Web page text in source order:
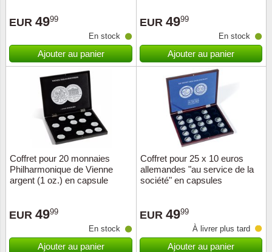
EUR 4999
En stock
Ajouter au panier
EUR 4999
En stock
Ajouter au panier
Coffret pour 20 monnaies
Philharmonique de Vienne
argent (1 oz.) en capsule
EUR 4999
En stock
Ajouter au panier
Coffret pour 25 x 10 euros
allemandes "au service de la
société" en capsules
EUR 4999
À livrer plus tard
Ajouter au panier
Lots de timbres
Années
Présentation souvenir
Collections annuelles / livres
Vignettes de Noël et feuilles
Matériel numismatique
Pour le nouveau collectionneur
Fournitures de bureau
Jeux de cartes à collectionner
Europa
Films
Thém.
Thém.
Newsletter
Politique de confidentialité